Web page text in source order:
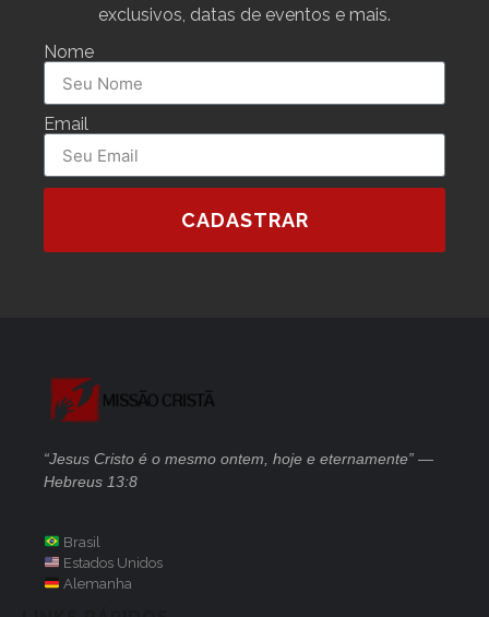
exclusivos, datas de eventos e mais.
Nome
Email
CADASTRAR
“Jesus Cristo é o mesmo ontem, hoje e eternamente” —
Hebreus 13:8
Brasil
Estados Unidos
Alemanha